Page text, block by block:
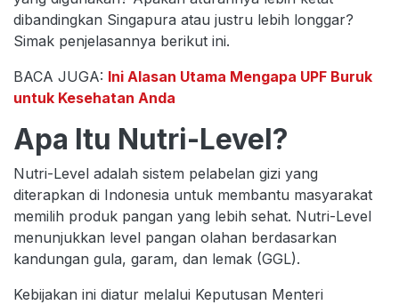
dibandingkan Singapura atau justru lebih longgar?
Simak penjelasannya berikut ini.
BACA JUGA: Ini Alasan Utama Mengapa UPF Buruk
untuk Kesehatan Anda
Apa Itu Nutri-Level?
Nutri-Level adalah sistem pelabelan gizi yang
diterapkan di Indonesia untuk membantu masyarakat
memilih produk pangan yang lebih sehat. Nutri-Level
menunjukkan level pangan olahan berdasarkan
kandungan gula, garam, dan lemak (GGL).
Kebijakan ini diatur melalui Keputusan Menteri